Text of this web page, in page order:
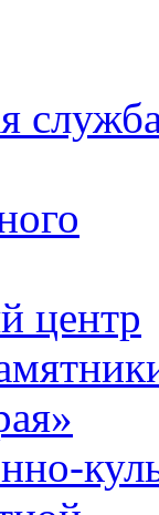
центр